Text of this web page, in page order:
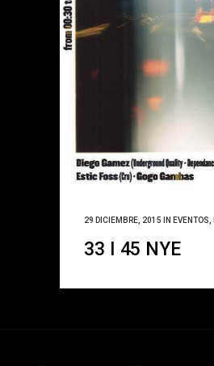
29 DICIEMBRE, 2015 IN EVENTOS
33 I 45 NYE